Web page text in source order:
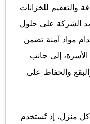
للخزانات
الشركة على حلول
مواد آمنة تضمن
إلى جانب
والحفاظ على
كل منزل، إذ تُستخدم